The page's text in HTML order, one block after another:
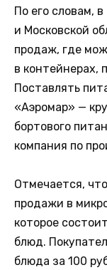
По его словам,
и Московской
продаж, где
в контейнерах,
Поставлять
«Аэромар» —
бортового
компания по
Отмечается,
продажи в
которое
блюд.
блюда за 100